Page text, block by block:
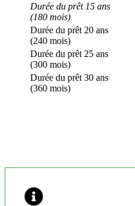
Durée du prêt 15 ans
(180 mois)
Durée du prêt 20 ans
(240 mois)
Durée du prêt 25 ans
(300 mois)
Durée du prêt 30 ans
(360 mois)